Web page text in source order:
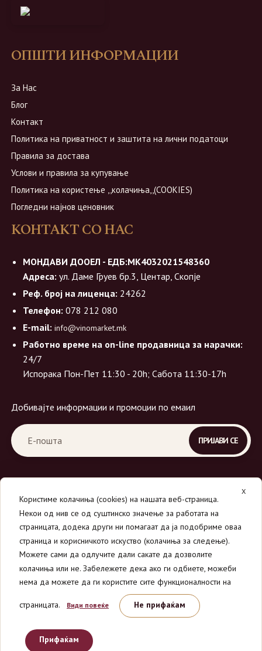
ОПШТИ ИНФОРМАЦИИ
За Нас
Блог
Контакт
Политика на приватност и заштита на лични податоци
Правила за достава
Услови и правила за купување
Политика на користење ,,колачиња,,(COOKIES)
Погледни најнов ценовник
КОНТАКТ СО НАС
МОНДАВИ ДООЕЛ - ЕДБ:МК4032021548360
Адреса: ул. Даме Груев бр.3, Центар, Скопје
Реф. број на лиценца: 24262
Телефон: 078 212 080
E-mail: info@vinomarket.mk
Работно време на on-line продавница за нарачки:
24/7
Испорака Пон-Пет 11:30 - 20h; Сабота 11:30-17h
Добивајте информации и промоции по емаил
© 2026Вино Маркет - МОНДАВИ ДООЕЛ.
Сите права се задржани.
X
Користиме колачиња (cookies) на нашата веб-страница.
Некои од нив се од суштинско значење за работата на
страницата, додека други ни помагаат да ја подобриме оваа
страница и корисничкото искуство (колачиња за следење).
Можете сами да одлучите дали сакате да дозволите
колачиња или не. Забележете дека ако ги одбиете, можеби
нема да можете да ги користите сите функционалности на
страницата. Види повеќе Не прифаќам
Прифаќам